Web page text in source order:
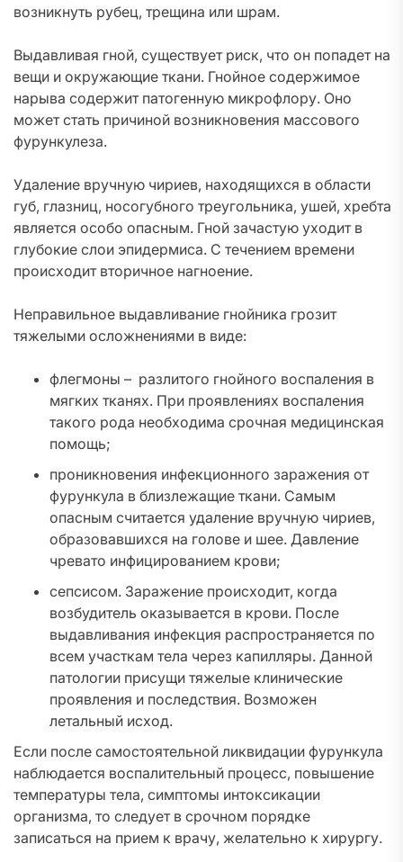
возникнуть рубец, трещина или шрам.
Выдавливая гной, существует риск, что он попадет на
вещи и окружающие ткани. Гнойное содержимое
нарыва содержит патогенную микрофлору. Оно
может стать причиной возникновения массового
фурункулеза.
Удаление вручную чириев, находящихся в области
губ, глазниц, носогубного треугольника, ушей, хребта
является особо опасным. Гной зачастую уходит в
глубокие слои эпидермиса. С течением времени
происходит вторичное нагноение.
Неправильное выдавливание гнойника грозит
тяжелыми осложнениями в виде:
флегмоны – разлитого гнойного воспаления в
мягких тканях. При проявлениях воспаления
такого рода необходима срочная медицинская
помощь;
проникновения инфекционного заражения от
фурункула в близлежащие ткани. Самым
опасным считается удаление вручную чириев,
образовавшихся на голове и шее. Давление
чревато инфицированием крови;
сепсисом. Заражение происходит, когда
возбудитель оказывается в крови. После
выдавливания инфекция распространяется по
всем участкам тела через капилляры. Данной
патологии присущи тяжелые клинические
проявления и последствия. Возможен
летальный исход.
Если после самостоятельной ликвидации фурункула
наблюдается воспалительный процесс, повышение
температуры тела, симптомы интоксикации
организма, то следует в срочном порядке
записаться на прием к врачу, желательно к хирургу.